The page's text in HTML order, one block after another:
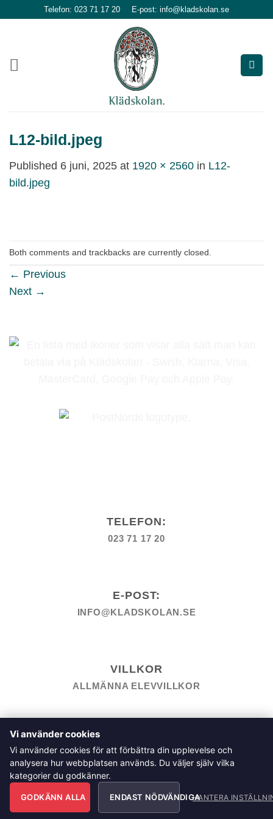
Telefon: 023 71 17 20 E-post: info@kladskolan.se
L12-bild.jpeg
Published 6 juni, 2025 at 1920 × 2560 in L12-
bild.jpeg
Both comments and trackbacks are currently closed.
← Previous
Next →
TELEFON:
023 71 17 20
E-POST:
INFO@KLADSKOLAN.SE
VILLKOR
ALLMÄNNA ELEVVILLKOR
HEMSIDEPOLICY
INTEGRITETSPOLICY
ALLMÄNNA FRÅGOR OM VÅRA KURSER I SÖMNAD OCH
TILLSKÄRNING
Klädskolan Sverige AB, Åsgatan 35, 791 71 Falun
Copyright 2026 © Klädskolan Sverige AB. All Rights
Reserved
Vi använder cookies
Vi använder cookies för att förbättra din upplevelse och
analysera hur webbplatsen används. Du väljer själv vilka
kategorier du godkänner.
GODKÄNN ALLA ENDAST NÖDVÄNDIGAHANTERA